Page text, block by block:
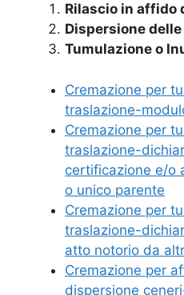
Rilascio in affido
Dispersione
Tumulazione o
Cremazione per
traslazione-
Cremazione per
traslazione-
certificazione e/o
o unico parente
Cremazione per
traslazione-
atto notorio da
Cremazione per
dispersione